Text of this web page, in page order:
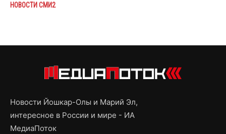
НОВОСТИ СМИ2
Новости Йошкар-Олы и Марий Эл,
интересное в России и мире - ИА
МедиаПоток